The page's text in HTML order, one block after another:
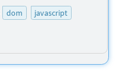
dom
javascript